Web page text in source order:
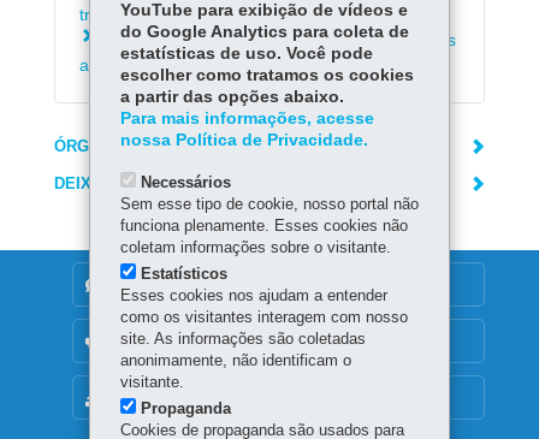
trânsito do DER
Consultar cópias de documentos relacionados
a multa de trânsito do DER
ÓRGÃO RESPONSÁVEL
DEIXE SUA OPINIÃO
MAPA DO SITE
DENUNCIE CORRUPÇÃO
OUVIDORIA
YouTube para exibição de vídeos e
do Google Analytics para coleta de
estatísticas de uso. Você pode
escolher como tratamos os cookies
a partir das opções abaixo.
Para mais informações, acesse
nossa Política de Privacidade.
Necessários
Sem esse tipo de cookie, nosso portal não
funciona plenamente. Esses cookies não
coletam informações sobre o visitante.
Estatísticos
Esses cookies nos ajudam a entender
como os visitantes interagem com nosso
site. As informações são coletadas
anonimamente, não identificam o
visitante.
Propaganda
Cookies de propaganda são usados para